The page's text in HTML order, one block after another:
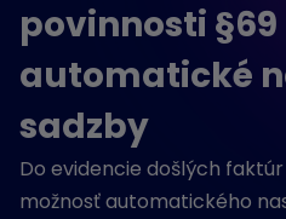
povinnosti §69
automatické
sadzby
Do evidencie došlých
možnosť automatického